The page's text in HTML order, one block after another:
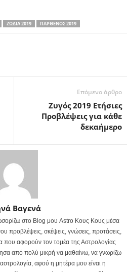
ΖΏΔΙΑ 2019 ΠΑΡΘΈΝΟΣ 2019
Επόμενο άρθρο
Ζυγός 2019 Ετήσιες
Προβλέψεις για κάθε
δεκαήμερο
Βαγενά
στο Blog μου Astro Κους Κους μέσα
προβλέψεις, σκέψεις, γνώσεις, προτάσεις,
που αφορούν τον τομέα της Αστρολογίας
από πολύ μικρή να μαθαίνω, να γνωρίζω
αφού η μητέρα μου είναι η